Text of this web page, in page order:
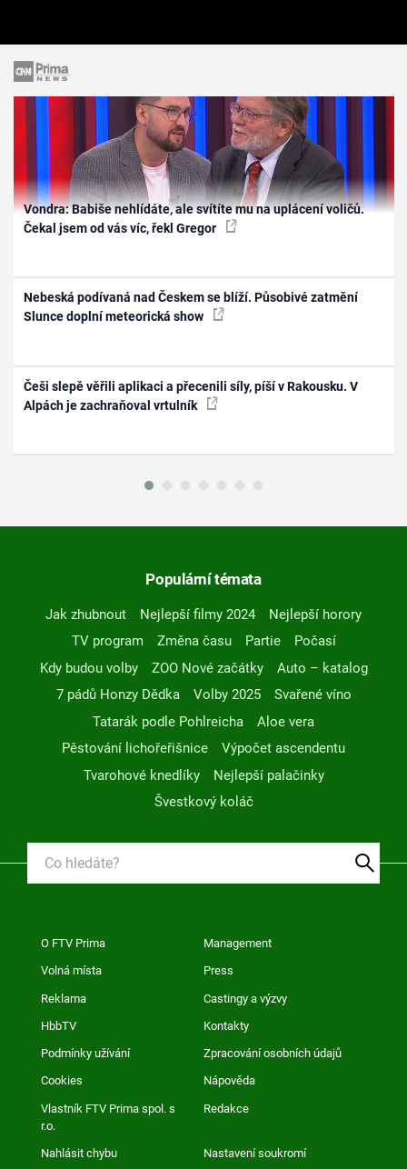
Vondra: Babiše nehlídáte, ale svítíte mu na uplácení voličů.
Čekal jsem od vás víc, řekl Gregor
Nebeská podívaná nad Českem se blíží. Působivé zatmění
Slunce doplní meteorická show
Češi slepě věřili aplikaci a přecenili síly, píší v Rakousku. V
Alpách je zachraňoval vrtulník
Populární témata
Jak zhubnout Nejlepší filmy 2024
Nejlepší horory
TV program
Změna času Partie
Počasí
Kdy budou volby
ZOO Nové začátky
Auto – katalog
7 pádů Honzy Dědka
Volby 2025
Svařené víno
Tatarák podle Pohlreicha
Aloe vera
Pěstování lichořeřišnice
Výpočet ascendentu
Tvarohové knedlíky
Nejlepší palačinky
Švestkový koláč
O FTV Prima Management
Volná místa Press
Reklama Castingy a výzvy
HbbTV Kontakty
Podmínky užívání Zpracování osobních údajů
Cookies Nápověda
Vlastník FTV Prima spol. s
r.o.
Redakce
Nahlásit chybu Nastavení soukromí